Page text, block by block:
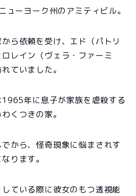
ーヨーク州のアミティビル。
ら依頼を受け、エド（パトリ
レイン（ヴェラ・ファーミ
ていました。
年に息子が家族を虐殺する
くつきの家。
から、怪奇現象に悩まされす
ります。
ている際に彼女のもつ透視能